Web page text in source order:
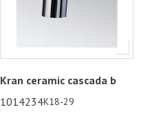
Kran ceramic cascada b
1014234K18-29